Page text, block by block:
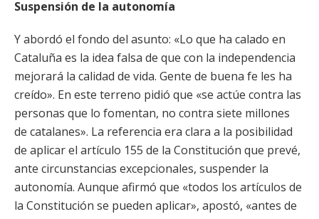
Suspensión de la autonomía
Y abordó el fondo del asunto: «Lo que ha calado en
Cataluña es la idea falsa de que con la independencia
mejorará la calidad de vida. Gente de buena fe les ha
creído». En este terreno pidió que «se actúe contra las
personas que lo fomentan, no contra siete millones
de catalanes». La referencia era clara a la posibilidad
de aplicar el artículo 155 de la Constitución que prevé,
ante circunstancias excepcionales, suspender la
autonomía. Aunque afirmó que «todos los artículos de
la Constitución se pueden aplicar», apostó, «antes de